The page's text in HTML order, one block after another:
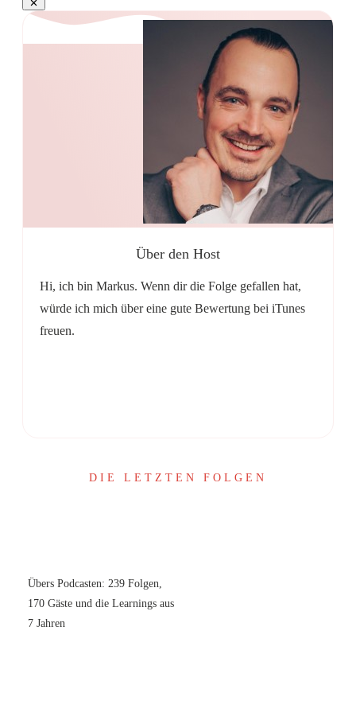
Über den Host
Hi, ich bin Markus. Wenn dir die Folge gefallen hat,
würde ich mich über eine gute Bewertung bei iTunes
freuen.
DIE LETZTEN FOLGEN
Übers Podcasten: 239 Folgen,
170 Gäste und die Learnings aus
7 Jahren